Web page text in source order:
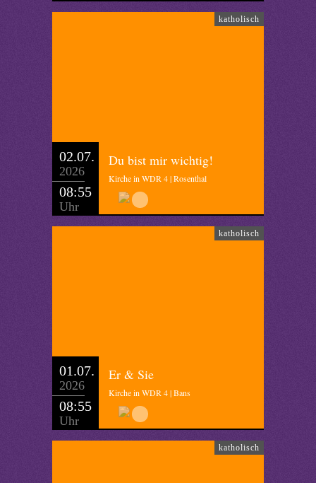
katholisch
02.07.
2026
08:55
Uhr
Du bist mir wichtig!
Kirche in WDR 4 | Rosenthal
katholisch
01.07.
2026
08:55
Uhr
Er & Sie
Kirche in WDR 4 | Bans
katholisch